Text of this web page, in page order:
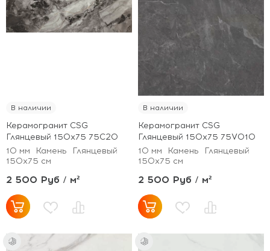
В наличии
Керамогранит CSG
Глянцевый 150x75 75C20
10 мм
Камень
Глянцевый
150x75 см
2 500 Руб / м²
В наличии
Керамогранит CSG
Глянцевый 150x75 75V010
10 мм
Камень
Глянцевый
150x75 см
2 500 Руб / м²